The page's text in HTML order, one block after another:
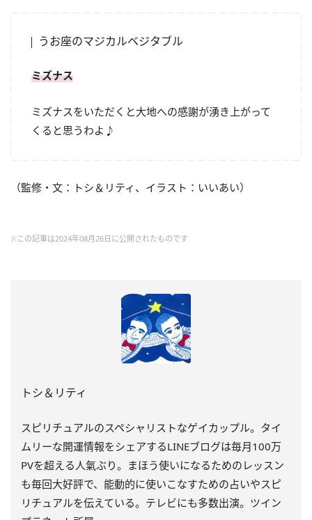
うお座のマジカルベジタブル
ミズナス
ミズナスをいただくと大地への感謝が湧き上がって
くると思うわよ♪
（監修・文：トシ＆リティ、イラスト：いいあい）
※この記事は2024年08月26日に公開されたものです
トシ＆リティ
スピリチュアルのスペシャリストなゲイカップル。タイ
ムリーな開運情報をシェアするLINEブログは毎月100万
PVを超える人氣ぶり。まほう使いになるためのレッスン
も毎回大好評で、能動的に使いこなすための占いやスピ
リチュアルを伝えている。テレビにも多数出演。ツイン